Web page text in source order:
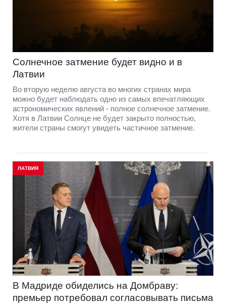
Солнечное затмение будет видно и в
Латвии
Во вторую неделю августа во многих странах мира
можно будет наблюдать одно из самых впечатляющих
астрономических явлений - полное солнечное затмение.
Хотя в Латвии Солнце не будет закрыто полностью,
жители страны смогут увидеть частичное затмение.
ЛАТВИЯ
В Мадриде обиделись на Домбраву:
премьер потребовал согласовывать письма